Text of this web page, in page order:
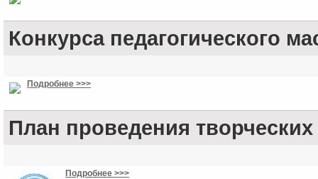
Конкурса педагогического
Подробнее >>>
План проведения
Подробнее >>>